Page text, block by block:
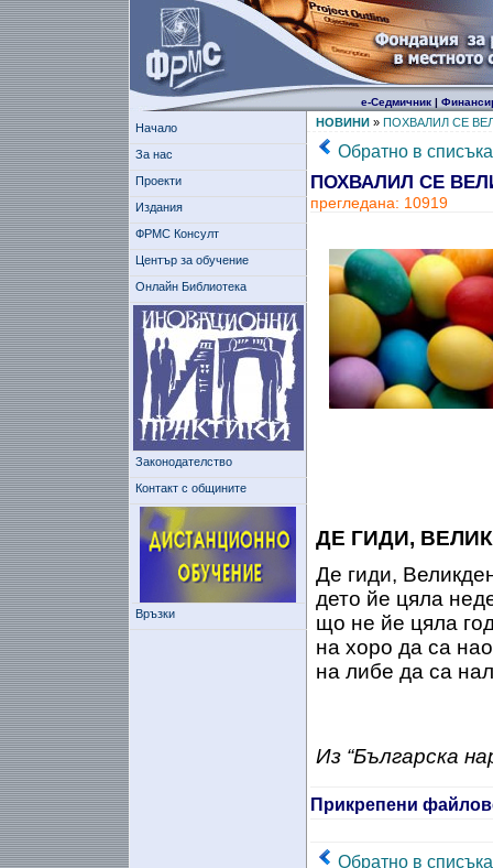
е-Седмичник|
Начало
За нас
Проекти
Издания
ФРМС Консулт
Център за обучение
Онлайн Библиотека
Законодателство
Контакт с общините
Връзки
НОВИНИ» ПОХВАЛИЛ СЕ
Обратно в списъка
ПОХВАЛИЛ СЕ
прегледана: 10919
ДЕ ГИДИ,
Де гиди,
дето йе цяла
що не йе цяла
на хоро да са
на либе да са
Из “Българска
Прикрепени
Обратно в списъка